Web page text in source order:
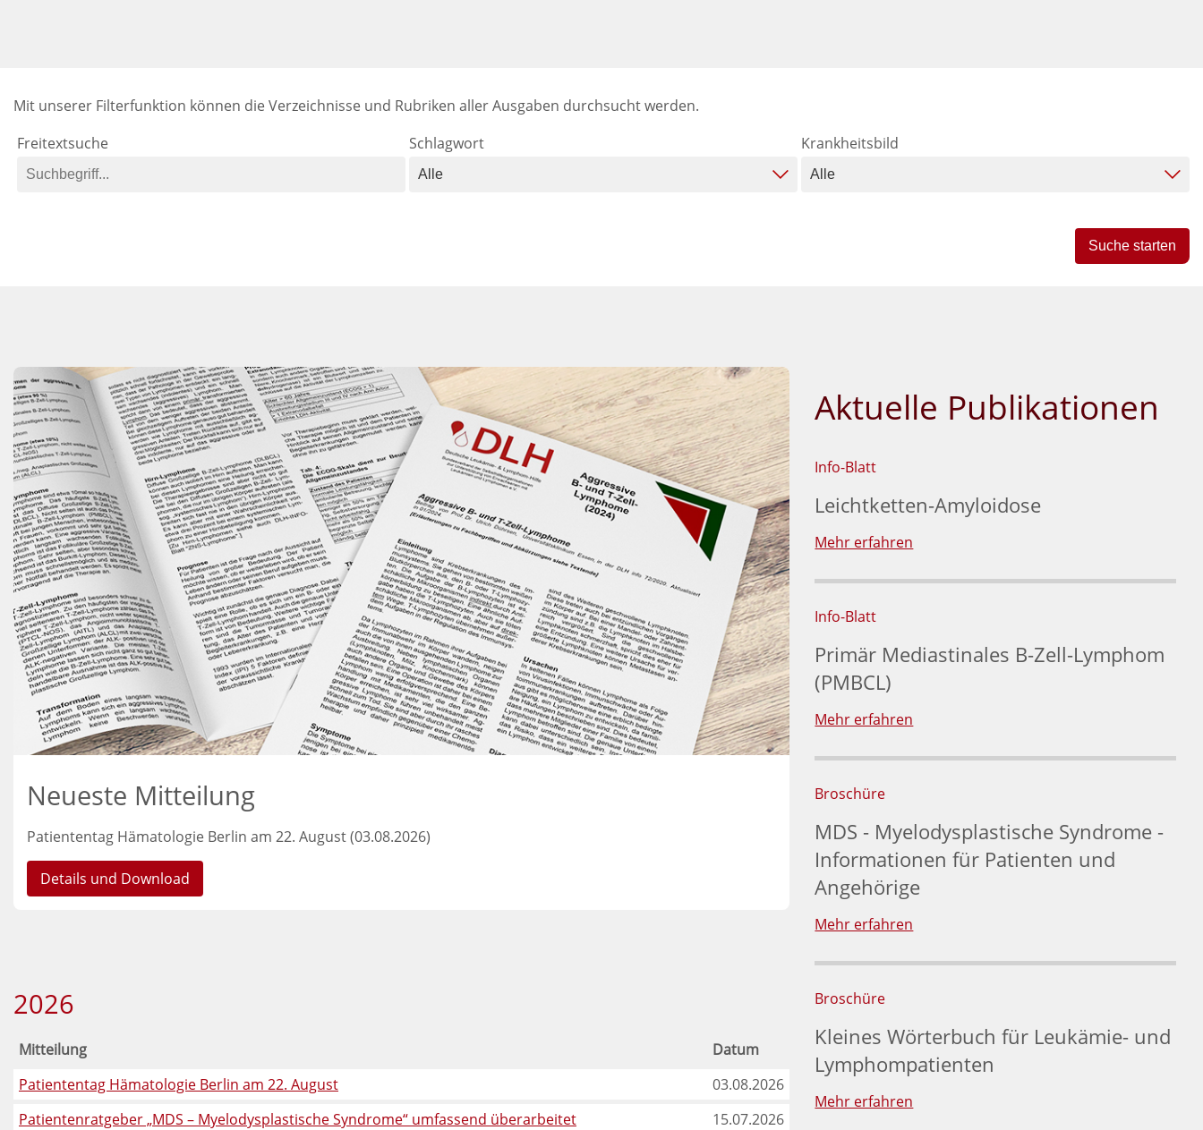
Mit unserer Filterfunktion können die Verzeichnisse und Rubriken aller Ausgaben durchsucht werden.
Freitextsuche
Schlagwort Krankheitsbild
Neueste Mitteilung
Patiententag Hämatologie Berlin am 22. August (03.08.2026)
Details und Download
2026
Mitteilung
Datum
Patiententag Hämatologie Berlin am 22. August
03.08.2026
Patientenratgeber „MDS – Myelodysplastische Syndrome“ umfassend überarbeitet
15.07.2026
Aktuelle Publikationen
Info-Blatt
Leichtketten-Amyloidose
Mehr erfahren
Info-Blatt
Primär Mediastinales B-Zell-Lymphom
(PMBCL)
Mehr erfahren
Broschüre
MDS - Myelodysplastische Syndrome -
Informationen für Patienten und
Angehörige
Mehr erfahren
Broschüre
Kleines Wörterbuch für Leukämie- und
Lymphompatienten
Mehr erfahren